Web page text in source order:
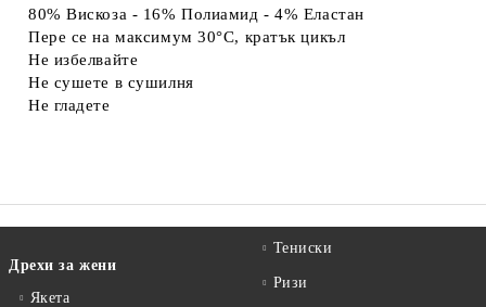
Ние ще се свържем с вас в рамките на работния ден.
80% Вискоза - 16% Полиамид - 4% Еластан
Пере се на максимум 30°C, кратък цикъл
Не избелвайте
Не сушете в сушилня
Не гладете
Дрехи за жени
Якета
Тениски
Ризи